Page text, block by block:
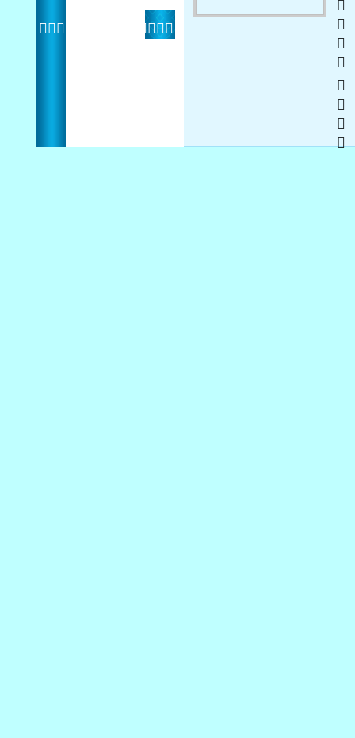
     